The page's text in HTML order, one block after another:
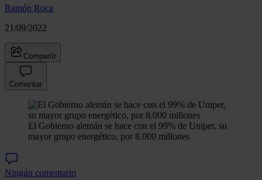
Ramón Roca
21/09/2022
Compartir
Comentar
El Gobierno alemán se hace con el 99% de Uniper, su
mayor grupo energético, por 8.000 millones
Ningún comentario